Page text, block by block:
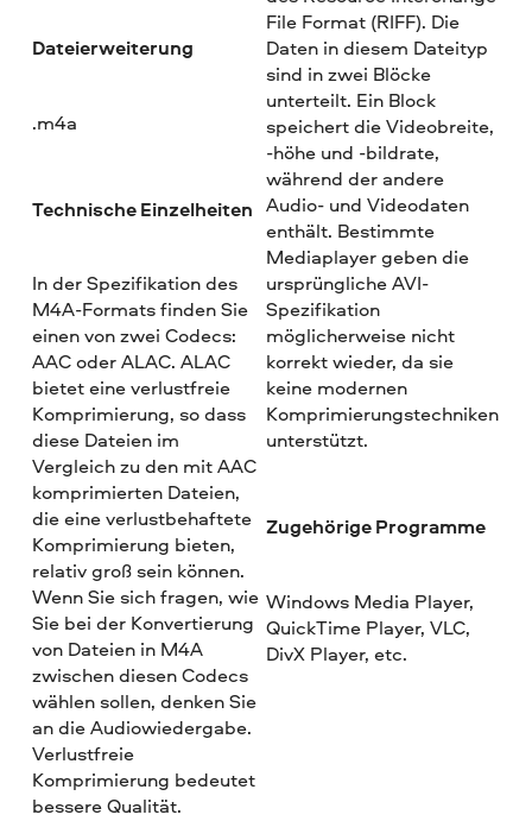
Dateierweiterung
.m4a
Technische Einzelheiten
In der Spezifikation des
M4A-Formats finden Sie
einen von zwei Codecs:
AAC oder ALAC. ALAC
bietet eine verlustfreie
Komprimierung, so dass
diese Dateien im
Vergleich zu den mit AAC
komprimierten Dateien,
die eine verlustbehaftete
Komprimierung bieten,
relativ groß sein können.
Wenn Sie sich fragen, wie
Sie bei der Konvertierung
von Dateien in M4A
zwischen diesen Codecs
wählen sollen, denken Sie
an die Audiowiedergabe.
Verlustfreie
Komprimierung bedeutet
bessere Qualität.
File Format (RIFF). Die
Daten in diesem Dateityp
sind in zwei Blöcke
unterteilt. Ein Block
speichert die Videobreite,
-höhe und -bildrate,
während der andere
Audio- und Videodaten
enthält. Bestimmte
Mediaplayer geben die
ursprüngliche AVI-
Spezifikation
möglicherweise nicht
korrekt wieder, da sie
keine modernen
Komprimierungstechniken
unterstützt.
Zugehörige Programme
Windows Media Player,
QuickTime Player, VLC,
DivX Player, etc.